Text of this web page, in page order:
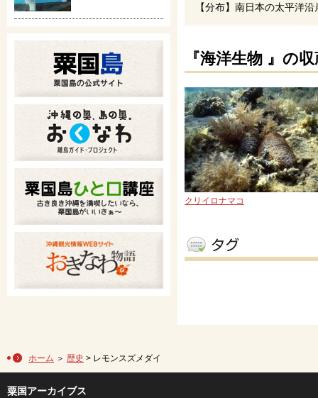
【分布】南日本の太平洋
『海洋生物 』の
クリイロナマコ
ホーム ＞ 歴史 > レモンスズメダイ
粟国アーカイブス